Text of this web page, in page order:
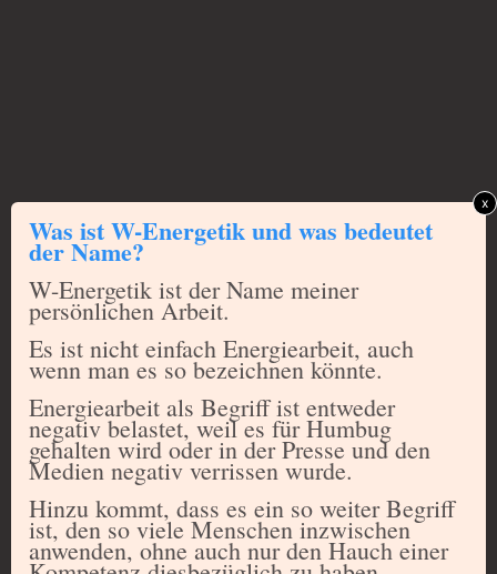
Was ist W-Energetik und was bedeutet
der Name?
W-Energetik ist der Name meiner
persönlichen Arbeit.
​Es ist nicht einfach Energiearbeit, auch
wenn man es so bezeichnen könnte.
Energiearbeit als Begriff ist entweder
negativ belastet, weil es für Humbug
gehalten wird oder in der Presse und den
Medien negativ verrissen wurde.
Hinzu kommt, dass es ein so weiter Begriff
ist, den so viele Menschen inzwischen
anwenden, ohne auch nur den Hauch einer
x